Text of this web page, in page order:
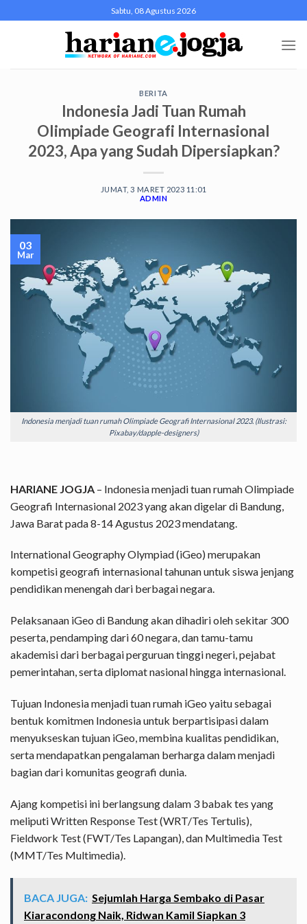
to
Sabtu, 08 Agustus 2026
BERITA
Indonesia Jadi Tuan Rumah
Olimpiade Geografi Internasional
2023, Apa yang Sudah Dipersiapkan?
JUMAT, 3 MARET 2023 11:01
ADMIN
Indonesia menjadi tuan rumah Olimpiade Geografi Internasional 2023. (Ilustrasi:
Pixabay/dapple-designers)
03
Mar
HARIANE JOGJA – Indonesia menjadi tuan rumah Olimpiade
Geografi Internasional 2023 yang akan digelar di Bandung,
Jawa Barat pada 8-14 Agustus 2023 mendatang.
International Geography Olympiad (iGeo) merupakan
kompetisi geografi internasional tahunan untuk siswa jenjang
pendidikan menengah dari berbagai negara.
Pelaksanaan iGeo di Bandung akan dihadiri oleh sekitar 300
peserta, pendamping dari 60 negara, dan tamu-tamu
akademisi dari berbagai perguruan tinggi negeri, pejabat
pemerintahan, serta diplomat nasional hingga internasional.
Tujuan Indonesia menjadi tuan rumah iGeo yaitu sebagai
bentuk komitmen Indonesia untuk berpartisipasi dalam
menyukseskan tujuan iGeo, membina kualitas pendidikan,
serta mendapatkan pengalaman berharga dalam menjadi
bagian dari komunitas geografi dunia.
Ajang kompetisi ini berlangsung dalam 3 babak tes yang
meliputi Written Response Test (WRT/Tes Tertulis),
Fieldwork Test (FWT/Tes Lapangan), dan Multimedia Test
(MMT/Tes Multimedia).
BACA JUGA: Sejumlah Harga Sembako di Pasar
Kiaracondong Naik, Ridwan Kamil Siapkan 3